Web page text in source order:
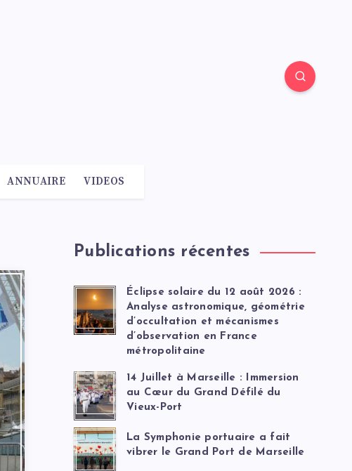
ANNUAIRE VIDEOS
Publications récentes
Éclipse solaire du 12 août 2026 :
Analyse astronomique, géométrie
d’occultation et mécanismes
d’observation en France
métropolitaine
14 Juillet à Marseille : Immersion
au Cœur du Grand Défilé du
Vieux-Port
La Symphonie portuaire a fait
vibrer le Grand Port de Marseille